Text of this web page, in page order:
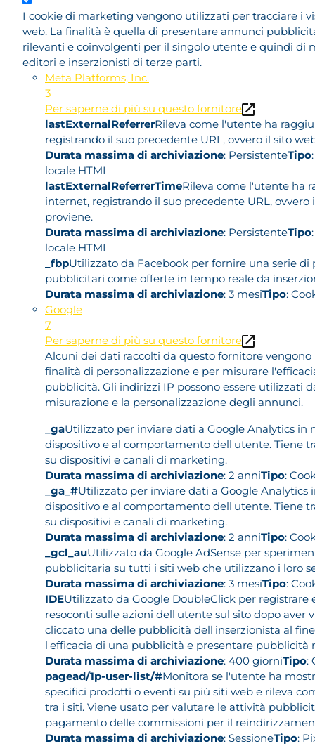
I cookie di marketing vengono utilizzati per tracciare i
web. La finalità è quella di presentare annunci
rilevanti e coinvolgenti per il singolo utente e quindi di
editori e inserzionisti di terze parti.
Meta Platforms, Inc.
3
Per saperne di più su questo fornitore
lastExternalReferrerRileva come l'utente ha
registrando il suo precedente URL, ovvero il sito
Durata massima di archiviazione: PersistenteTipo
locale HTML
lastExternalReferrerTimeRileva come l'utente ha
internet, registrando il suo precedente URL, ovvero
proviene.
Durata massima di archiviazione: PersistenteTipo
locale HTML
_fbpUtilizzato da Facebook per fornire una serie di
pubblicitari come offerte in tempo reale da
Durata massima di archiviazione: 3 mesiTipo:
Google
7
Per saperne di più su questo fornitore
Alcuni dei dati raccolti da questo fornitore
finalità di personalizzazione e per misurare
pubblicità. Gli indirizzi IP possono essere utilizzati
misurazione e la personalizzazione degli annunci.
_gaUtilizzato per inviare dati a Google Analytics in
dispositivo e al comportamento dell'utente. Tiene
su dispositivi e canali di marketing.
Durata massima di archiviazione: 2 anniTipo:
_ga_#Utilizzato per inviare dati a Google Analytics
dispositivo e al comportamento dell'utente. Tiene
su dispositivi e canali di marketing.
Durata massima di archiviazione: 2 anniTipo:
_gcl_auUtilizzato da Google AdSense per
pubblicitaria su tutti i siti web che utilizzano i loro
Durata massima di archiviazione: 3 mesiTipo:
IDEUtilizzato da Google DoubleClick per registrare
resoconti sulle azioni dell'utente sul sito dopo aver
cliccato una delle pubblicità dell'inserzionista al
l'efficacia di una pubblicità e presentare pubblicità
Durata massima di archiviazione: 400 giorniTipo:
pagead/1p-user-list/#Monitora se l'utente ha
specifici prodotti o eventi su più siti web e rileva
tra i siti. Viene usato per valutare le attività
pagamento delle commissioni per il
Durata massima di archiviazione: SessioneTipo: